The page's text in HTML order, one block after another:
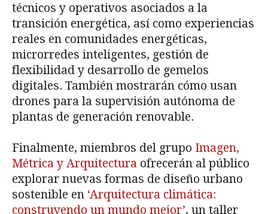
técnicos y operativos asociados a la
transición energética, así como experiencias
reales en comunidades energéticas,
microrredes inteligentes, gestión de
flexibilidad y desarrollo de gemelos
digitales. También mostrarán cómo usan
drones para la supervisión autónoma de
plantas de generación renovable.
Finalmente, miembros del grupo Imagen,
Métrica y Arquitectura ofrecerán al público
explorar nuevas formas de diseño urbano
sostenible en ‘Arquitectura climática:
construyendo un mundo mejor’, un taller